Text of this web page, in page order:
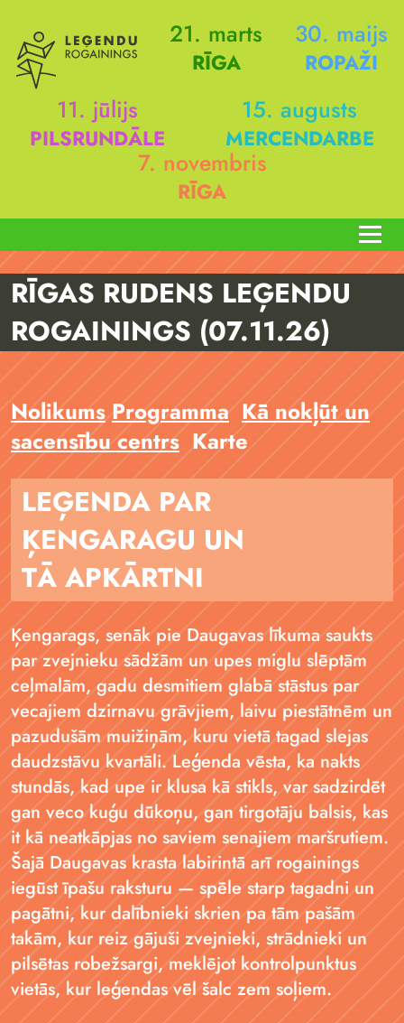
21. marts
RĪGA
30. maijs
ROPAŽI
11. jūlijs
PILSRUNDĀLE
15. augusts
MERCENDARBE
7. novembris
RĪGA
RĪGAS RUDENS LEĢENDU
ROGAININGS (07.11.26)
Nolikums Programma Kā nokļūt un
sacensību centrsKarte
LEĢENDA PAR
ĶENGARAGU UN
TĀ APKĀRTNI
Ķengarags, senāk pie Daugavas līkuma saukts
par zvejnieku sādžām un upes miglu slēptām
ceļmalām, gadu desmitiem glabā stāstus par
vecajiem dzirnavu grāvjiem, laivu piestātnēm un
pazudušām muižiņām, kuru vietā tagad slejas
daudzstāvu kvartāli. Leģenda vēsta, ka nakts
stundās, kad upe ir klusa kā stikls, var sadzirdēt
gan veco kuģu dūkoņu, gan tirgotāju balsis, kas
it kā neatkāpjas no saviem senajiem maršrutiem.
Šajā Daugavas krasta labirintā arī rogainings
iegūst īpašu raksturu — spēle starp tagadni un
pagātni, kur dalībnieki skrien pa tām pašām
takām, kur reiz gājuši zvejnieki, strādnieki un
pilsētas robežsargi, meklējot kontrolpunktus
vietās, kur leģendas vēl šalc zem soļiem.